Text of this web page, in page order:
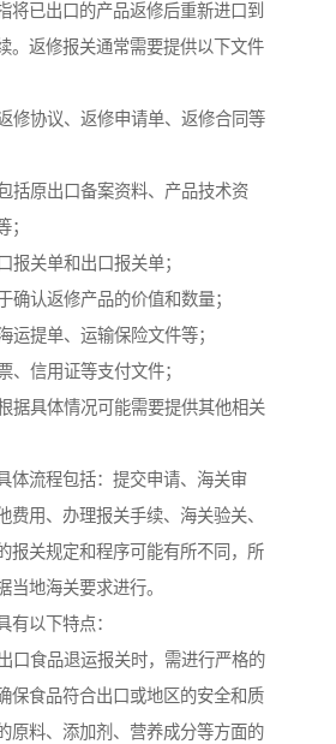
将已出口的产品返修后重新进口到
。返修报关通常需要提供以下文件
修协议、返修申请单、返修合同等
括原出口备案资料、产品技术资
；
报关单和出口报关单；
确认返修产品的价值和数量；
运提单、运输保险文件等；
、信用证等支付文件；
据具体情况可能需要提供其他相关
体流程包括：提交申请、海关审
费用、办理报关手续、海关验关、
报关规定和程序可能有所不同，所
当地海关要求进行。
有以下特点：
口食品退运报关时，需进行严格的
保食品符合出口或地区的安全和质
原料、添加剂、营养成分等方面的